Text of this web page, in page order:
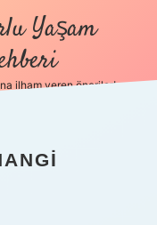
Yaşam
ilham veren öneriler!